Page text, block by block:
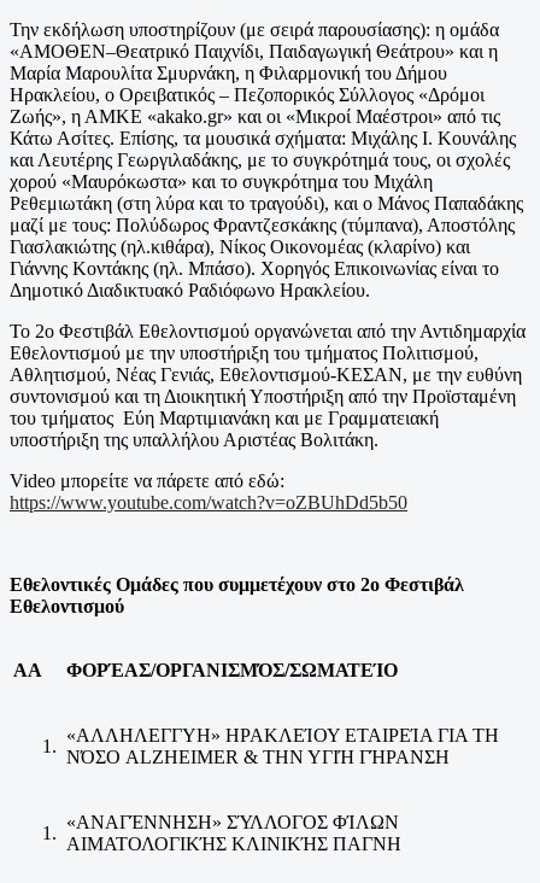
Την εκδήλωση υποστηρίζουν (με σειρά παρουσίασης): η ομάδα
«ΑΜΟΘΕΝ–Θεατρικό Παιχνίδι, Παιδαγωγική Θεάτρου» και η
Μαρία Μαρουλίτα Σμυρνάκη, η Φιλαρμονική του Δήμου
Ηρακλείου, o Ορειβατικός – Πεζοπορικός Σύλλογος «Δρόμοι
Ζωής», η ΑΜΚΕ «akako.gr» και οι «Μικροί Μαέστροι» από τις
Κάτω Ασίτες. Επίσης, τα μουσικά σχήματα: Μιχάλης Ι. Κουνάλης
και Λευτέρης Γεωργιλαδάκης, με το συγκρότημά τους, οι σχολές
χορού «Μαυρόκωστα» και το συγκρότημα του Μιχάλη
Ρεθεμιωτάκη (στη λύρα και το τραγούδι), και ο Μάνος Παπαδάκης
μαζί με τους: Πολύδωρος Φραντζεσκάκης (τύμπανα), Αποστόλης
Γιασλακιώτης (ηλ.κιθάρα), Νίκος Οικονομέας (κλαρίνο) και
Γιάννης Κοντάκης (ηλ. Μπάσο). Χορηγός Επικοινωνίας είναι το
Δημοτικό Διαδικτυακό Ραδιόφωνο Ηρακλείου.
Το 2ο Φεστιβάλ Εθελοντισμού οργανώνεται από την Αντιδημαρχία
Εθελοντισμού με την υποστήριξη του τμήματος Πολιτισμού,
Αθλητισμού, Νέας Γενιάς, Εθελοντισμού-ΚΕΣΑΝ, με την ευθύνη
συντονισμού και τη Διοικητική Υποστήριξη από την Προϊσταμένη
του τμήματος Εύη Μαρτιμιανάκη και με Γραμματειακή
υποστήριξη της υπαλλήλου Αριστέας Βολιτάκη.
Video μπορείτε να πάρετε από εδώ:
https://www.youtube.com/watch?v=oZBUhDd5b50
Εθελοντικές Ομάδες που συμμετέχουν στο 2ο Φεστιβάλ
Εθελοντισμού
ΑΑ ΦΟΡΈΑΣ/ΟΡΓΑΝΙΣΜΌΣ/ΣΩΜΑΤΕΊΟ
«ΑΛΛΗΛΕΓΓΥΗ» ΗΡΑΚΛΕΊΟΥ ΕΤΑΙΡΕΊΑ ΓΙΑ ΤΗ
ΝΌΣΟ ALZHEIMER & ΤΗΝ ΥΓΙΉ ΓΉΡΑΝΣΗ
«ΑΝΑΓΈΝΝΗΣΗ» ΣΎΛΛΟΓΟΣ ΦΊΛΩΝ
ΑΙΜΑΤΟΛΟΓΙΚΉΣ ΚΛΙΝΙΚΉΣ ΠΑΓΝΗ